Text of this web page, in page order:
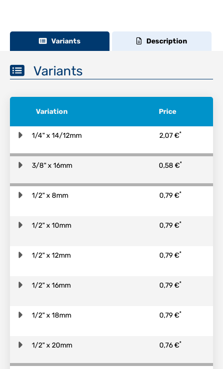
Variants Description
Variants
Variation Price
1/4" x 14/12mm 2,07 €*
3/8" x 16mm 0,58 €*
1/2" x 8mm 0,79 €*
1/2" x 10mm 0,79 €*
1/2" x 12mm 0,79 €*
1/2" x 16mm 0,79 €*
1/2" x 18mm 0,79 €*
1/2" x 20mm 0,76 €*